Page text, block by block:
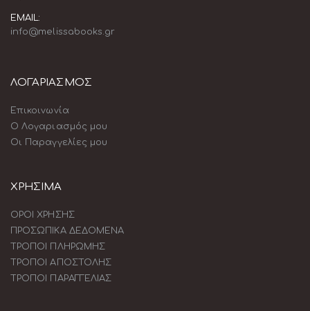
EMAIL:
info@melissabooks.gr
ΛΟΓΑΡΙΑΣΜΟΣ
Επικοινωνία
Ο Λογαριασμός μου
Οι Παραγγελίες μου
ΧΡΗΣΙΜΑ
ΟΡΟΙ ΧΡΗΣΗΣ
ΠΡΟΣΩΠΙΚΑ ΔΕΔΟΜΕΝΑ
ΤΡΟΠΟΙ ΠΛΗΡΩΜΗΣ
ΤΡΟΠΟΙ ΑΠΟΣΤΟΛΗΣ
ΤΡΟΠΟΙ ΠΑΡΑΓΓΕΛΙΑΣ